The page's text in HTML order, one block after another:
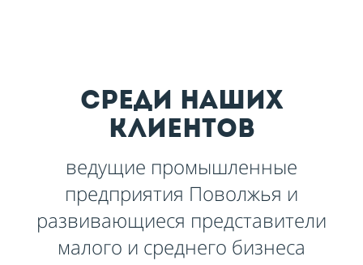
среди наших
клиентов
ведущие промышленные
предприятия Поволжья и
развивающиеся представители
малого и среднего бизнеса